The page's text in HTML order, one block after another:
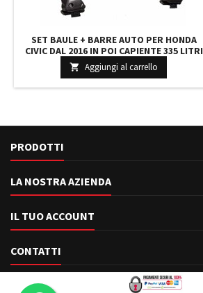
SET BAULE + BARRE AUTO PER HONDA
CIVIC DAL 2016 IN POI CAPIENTE 335 LITRI
COLORE NERO CON 2 CHIAVI BARRE 127 CM
+ KIT ATTACCHI
 Aggiungi al carrello
PRODOTTI
LA NOSTRA AZIENDA
IL TUO ACCOUNT
CONTATTI